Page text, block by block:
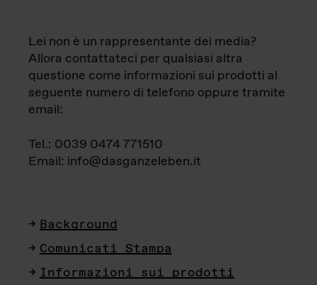
Lei non è un rappresentante dei media?
Allora contattateci per qualsiasi altra
questione come informazioni sui prodotti al
seguente numero di telefono oppure tramite
email:
Tel.: 0039 0474 771510
Email: info@dasganzeleben.it
Background
Comunicati Stampa
Informazioni sui prodotti